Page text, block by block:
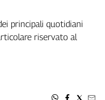
principali quotidiani
riservato al